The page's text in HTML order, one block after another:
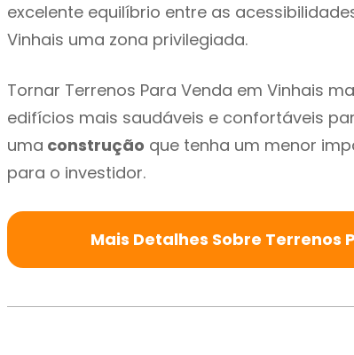
excelente equilíbrio entre as
Vinhais uma zona privilegiada.
Tornar Terrenos Para Venda em Vinhais
edifícios mais saudáveis e confortáveis
uma construção que tenha um menor
para o investidor.
Mais Detalhes Sobre Terrenos